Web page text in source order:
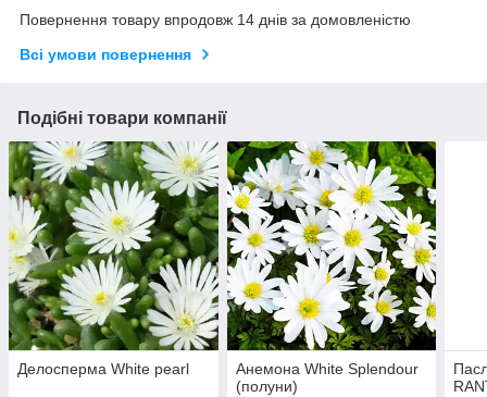
Повернення товару впродовж 14 днів за домовленістю
Всі умови повернення
Подібні товари компанії
Делосперма White pearl
Анемона White Splendour
(полуни)